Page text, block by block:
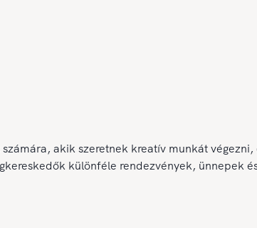
akik szeretnek kreatív munkát végezni,
különféle rendezvények, ünnepek